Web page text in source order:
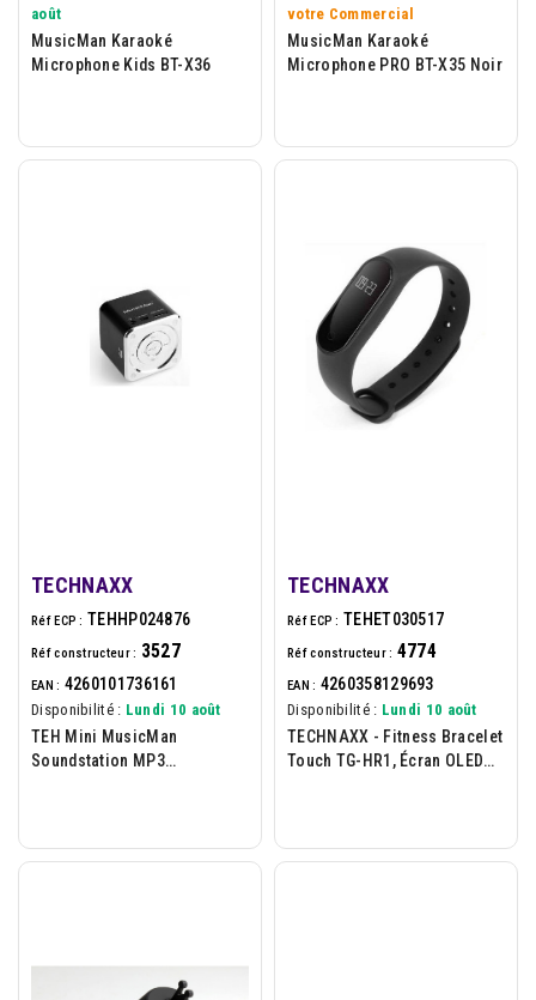
août
MusicMan Karaoké
Microphone Kids BT-X36
votre Commercial
MusicMan Karaoké
Microphone PRO BT-X35 Noir
TECHNAXX
Réf ECP : TEHHP024876
Réf constructeur : 3527
EAN : 4260101736161
Disponibilité : Lundi 10 août
TEH Mini MusicMan
Soundstation MP3
TECHNAXX
Réf ECP : TEHET030517
Réf constructeur : 4774
EAN : 4260358129693
Disponibilité : Lundi 10 août
TECHNAXX - Fitness Bracelet
Touch TG-HR1, Écran OLED